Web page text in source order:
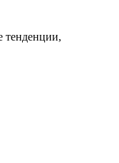
тенденции,